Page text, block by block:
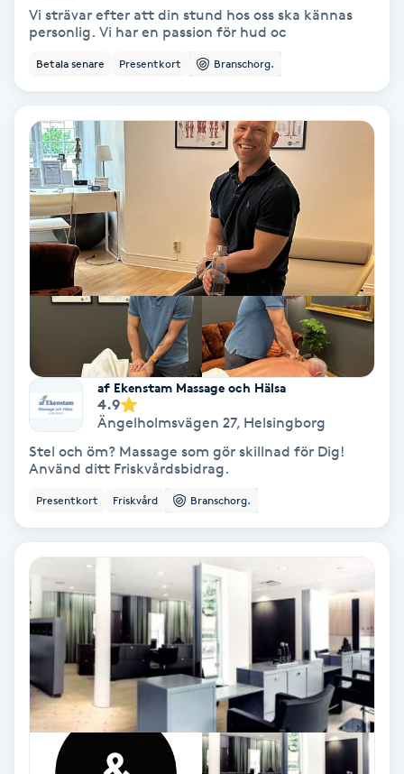
Fotsvamp
Fotvård
Fransar
Fransborttagning
Fransfärgning
Fransförlängning
Fransförlängning Megavolym
Fransförlängning Volym
Fransk manikyr
Fransrengöring
Friskvård
Friskvårdsmassage
Frisör
Funktionsanalys
Vi strävar efter att din stund hos oss ska kännas
personlig. Vi har en passion för hud oc
Betala senare Presentkort Branschorg.
af Ekenstam Massage och Hälsa
4.9
Ängelholmsvägen 27, Helsingborg
Stel och öm? Massage som gör skillnad för Dig!
Använd ditt Friskvårdsbidrag.
Presentkort Friskvård Branschorg.